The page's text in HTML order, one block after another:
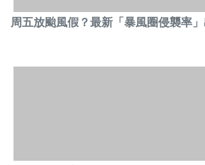
周五放颱風假？最新「暴風圈侵襲率